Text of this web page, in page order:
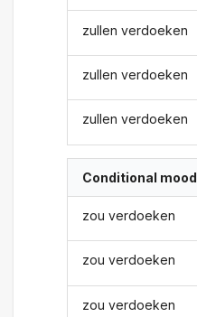
zullen verdoeken
zullen verdoeken
zullen verdoeken
Conditional mood
zou verdoeken
zou verdoeken
zou verdoeken